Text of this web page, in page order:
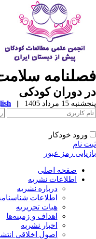
فصلنامه
در دوران کودکی
پنجشنبه 15 مرداد 1405 |
ورود خودکار
ثبت نام
بازیابی رمز عبور
صفحه اصلی
اطلاعات نشریه
درباره نشریه
اطلاعات
هیات تحریریه
اهداف و زمینه‌ها
اخبار نشریه
اصول اخلاقی